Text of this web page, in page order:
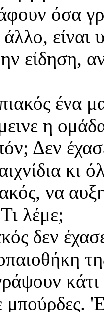
όσα
άλλο,
είδηση,
ένα
η
Δεν
κι
να
λέμε;
δεν
κάτι
μπούρδες.